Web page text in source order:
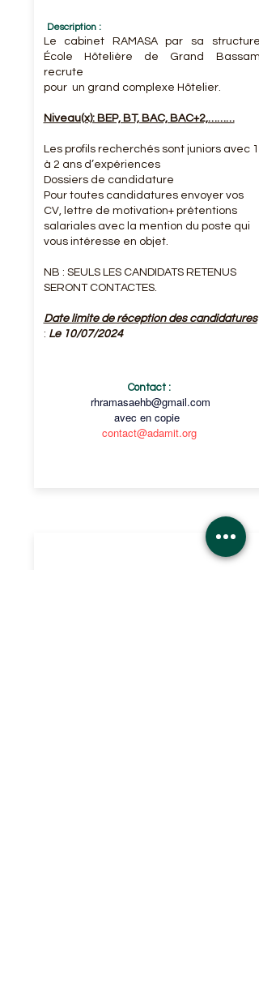
Description :
Le cabinet RAMASA par sa structure
École Hôtelière de Grand Bassam
recrute
pour un grand complexe Hôtelier.
Niveau(x): BEP, BT, BAC, BAC+2,………
Les profils recherchés sont juniors avec 1
à 2 ans d’expériences
Dossiers de candidature
Pour toutes candidatures envoyer vos
CV, lettre de motivation+ prétentions
salariales avec la mention du poste qui
vous intéresse en objet.
NB : SEULS LES CANDIDATS RETENUS
SERONT CONTACTES.
Date limite de réception des candidatures
: Le 10/07/2024
Contact :
rhramasaehb@gmail.com
avec en copie
contact@adamit.org